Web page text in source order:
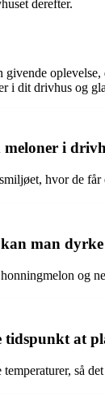
derefter.
i dit drivhus og
i
hvor de
man
og
tidspunkt at
så